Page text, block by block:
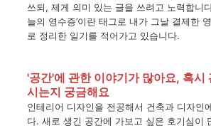
쓰되, 제게 의미 있는 글을 쓰려고 노력합니
늘의 영수증’이란 태그로 내가 그날 결제한
로 정리한 일기를 적어가고 있습니다.
'공간'에 관한 이야기가 많아요, 혹시
시는지 궁금해요
인테리어 디자인을 전공해서 건축과 디자인
다. 새로 생긴 공간에 가보고 싶은 호기심이